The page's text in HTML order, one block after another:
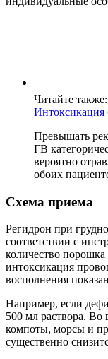
Читайте также:
Превышать
ГВ
вероятно
обоих
Схема приема
Регидрон при
соответствии с
количество
интоксикация
восполнения
Например, если
500 мл раствора. Во
компоты, морсы и
существенно